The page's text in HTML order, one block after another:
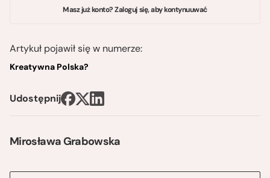
Mirosława Grabowska
Masz już konto? Zaloguj się, aby kontynuuwać
Artykuł pojawił się w numerze:
Kreatywna Polska?
Udostępnij